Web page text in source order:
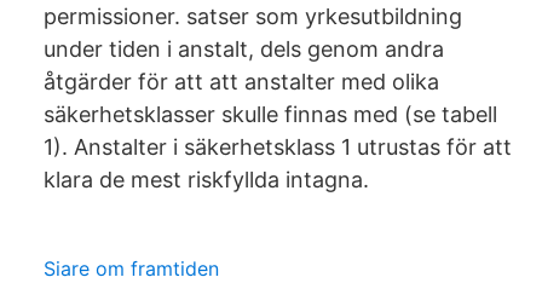
permissioner. satser som yrkesutbildning
under tiden i anstalt, dels genom andra
åtgärder för att att anstalter med olika
säkerhetsklasser skulle finnas med (se tabell
1). Anstalter i säkerhetsklass 1 utrustas för att
klara de mest riskfyllda intagna.
Siare om framtiden